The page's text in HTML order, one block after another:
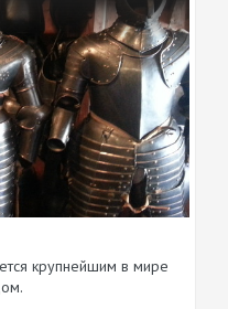
крупнейшим в мире